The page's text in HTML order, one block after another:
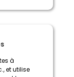
à
et utilise